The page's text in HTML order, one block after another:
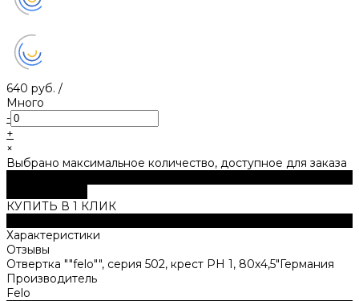
640 руб. /
Много
-
+
×
Выбрано максимальное количество, доступное для заказа
КУПИТЬ В 1 КЛИК
Характеристики
Отзывы
Отвертка ""felo"", серия 502, крест PH 1, 80х4,5"Германия
Производитель
Felo